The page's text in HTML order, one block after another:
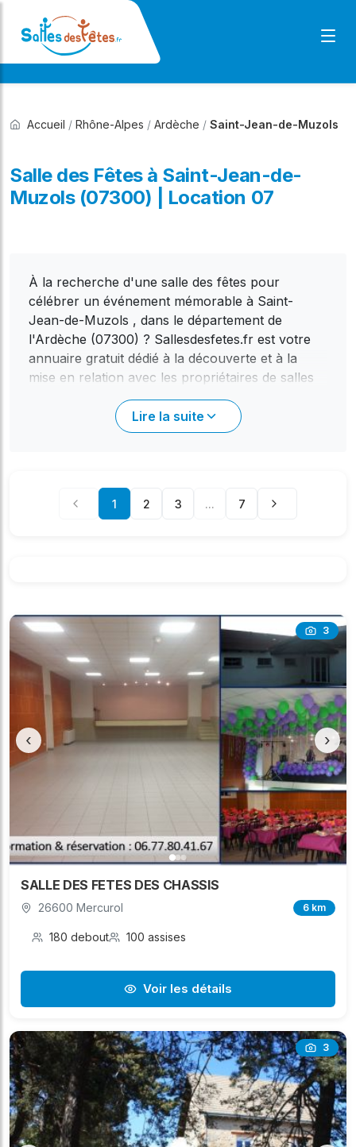
Accueil / Rhône-Alpes / Ardèche / Saint-Jean-de-Muzols
Salle des Fêtes à Saint-Jean-de-
Muzols (07300) | Location 07
À la recherche d'une salle des fêtes pour
célébrer un événement mémorable à Saint-
Jean-de-Muzols , dans le département de
l'Ardèche (07300) ? Sallesdesfetes.fr est votre
annuaire gratuit dédié à la découverte et à la
mise en relation avec les propriétaires de salles
locales. Notre plateforme met en avant l'unique
salle référencée dans cette charmante commune
pour vous simplifier la recherche. Que vous
nous vous aidons à identifier la perle rare.
L'Ardèche, et plus particulièrement Saint-Jean-
première approche, ou les coordonnées directes
du propriétaire (téléphone, email) si disponibles.
Fiers de notre modèle sans commission, nous
vous garantissons un contact gratuit et direct ;
c'est le propriétaire, qu'il s'agisse de la mairie ou
d'un gestionnaire privé, qui vous répondra pour
discuter de vos besoins, confirmer les
disponibilités et finaliser votre réservation.
Explorez notre offre locale et trouvez la salle
parfaite pour que votre événement à Saint-Jean-
Lire la suite
1 2 3 ... 7
3
‹ ›
SALLE DES FETES DES CHASSIS
26600 Mercurol 6 km
180 debout 100 assises
Voir les détails
3